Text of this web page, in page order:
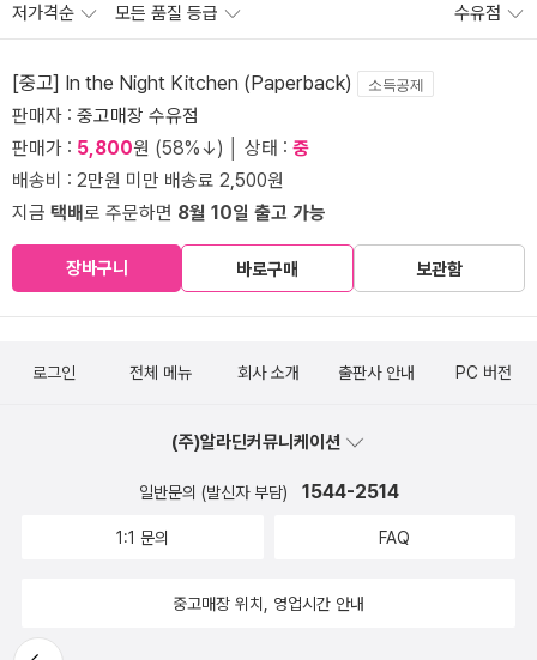
저가격순 모든 품질 등급 수유점
[중고] In the Night Kitchen (Paperback) 소득공제
판매자 : 중고매장 수유점
판매가 : 5,800원 (58%↓) │ 상태 : 중
배송비 : 2만원 미만 배송료 2,500원
지금 택배로 주문하면 8월 10일 출고 가능
장바구니 바로구매 보관함
뒤로가
로그인 전체 메뉴 회사 소개 출판사 안내 PC 버전
(주)알라딘커뮤니케이션
일반문의 (발신자 부담) 1544-2514
1:1 문의 FAQ
중고매장 위치, 영업시간 안내